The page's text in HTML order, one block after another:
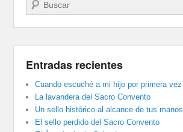
Entradas recientes
Cuando escuché a mi hijo por primera vez
La lavandera del Sacro Convento
Un sello histórico al alcance de tus manos
El sello perdido del Sacro Convento